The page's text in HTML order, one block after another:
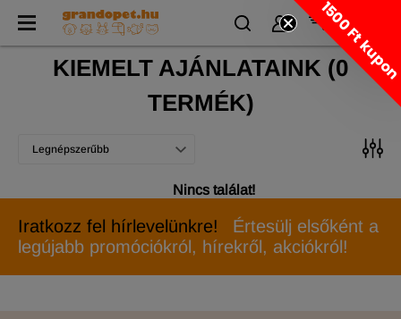
KIEMELT AJÁNLATAINK (0
TERMÉK)
Legnépszerűbb
Nincs találat!
Iratkozz fel hírlevelünkre!
Értesülj elsőként a
legújabb promóciókról, hírekről, akciókról!
1500 Ft